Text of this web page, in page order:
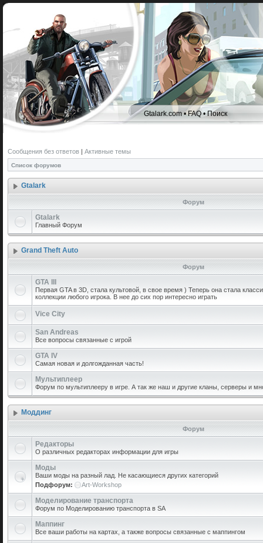
Gtalark.com •FAQ•Поиск
Сообщения без ответов | Активные темы
Список форумов
Gtalark
Форум
Gtalark
Главный Форум
Grand Theft Auto
Форум
GTA III
Первая GTA в 3D, стала культовой, в свое время ) Теперь она стала
коллекции любого игрока. В нее до сих пор интересно играть
Vice City
San Andreas
Все вопросы связанные с игрой
GTA IV
Самая новая и долгожданная часть!
Мультиплеер
Форум по мультиплееру в игре. А так же наш и другие кланы, серверы и
Моддинг
Форум
Редакторы
О различных редакторах информации для игры
Моды
Ваши моды на разный лад. Не касающиеся других категорий
Подфорум:
Art-Workshop
Моделирование транспорта
Форум по Моделированию транспорта в SA
Маппинг
Все ваши работы на картах, а также вопросы связанные с маппингом